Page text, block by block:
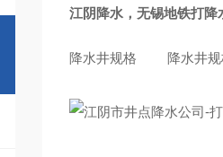
江阴降水，无锡地铁打降
降水井规格 降水井规格